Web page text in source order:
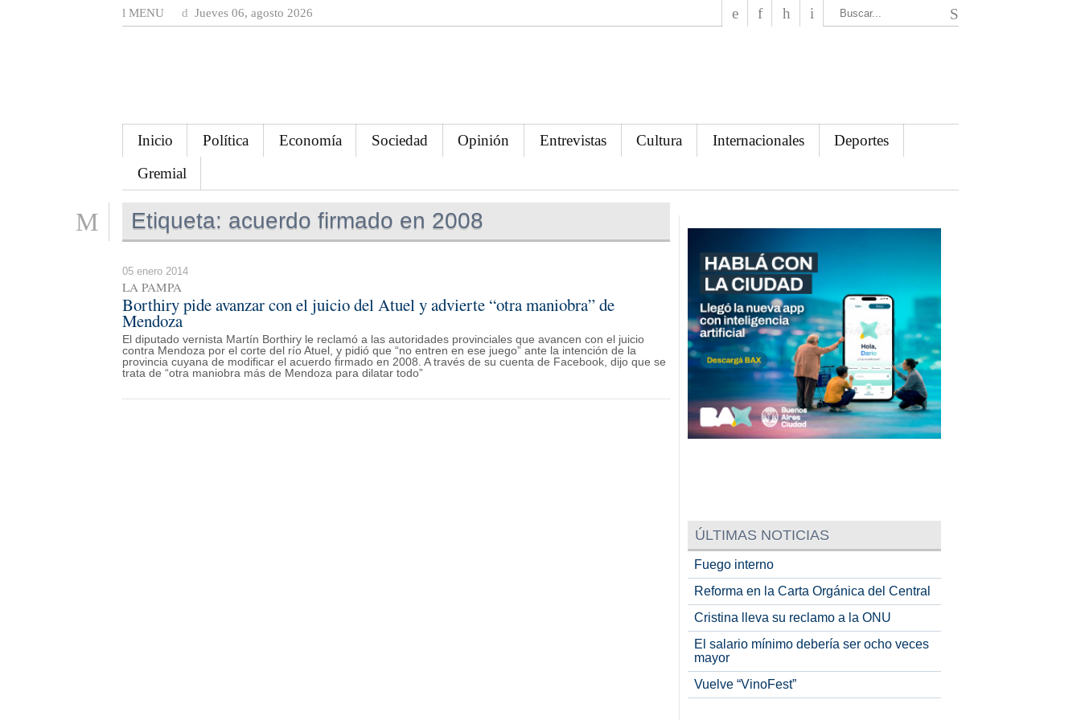
MENU Jueves 06, agosto 2026
Inicio Política Economía Sociedad Opinión Entrevistas Cultura Internacionales
Deportes
Gremial
Etiqueta: acuerdo firmado en 2008
05 enero 2014
LA PAMPA
Borthiry pide avanzar con el juicio del Atuel y advierte “otra maniobra” de
Mendoza
El diputado vernista Martín Borthiry le reclamó a las autoridades provinciales que avancen con el juicio
contra Mendoza por el corte del río Atuel, y pidió que “no entren en ese juego” ante la intención de la
provincia cuyana de modificar el acuerdo firmado en 2008. A través de su cuenta de Facebook, dijo que se
trata de “otra maniobra más de Mendoza para dilatar todo”
ÚLTIMAS NOTICIAS
Fuego interno
Reforma en la Carta Orgánica del Central
Cristina lleva su reclamo a la ONU
El salario mínimo debería ser ocho veces
mayor
Vuelve “VinoFest”